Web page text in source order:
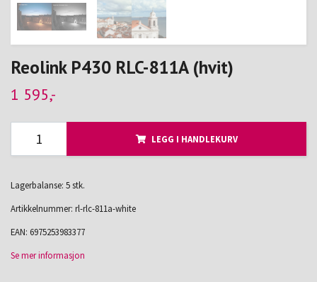
Reolink P430 RLC-811A (hvit)
1 595,-
LEGG I HANDLEKURV
Lagerbalanse: 5 stk.
Artikkelnummer: rl-rlc-811a-white
EAN: 6975253983377
Se mer informasjon